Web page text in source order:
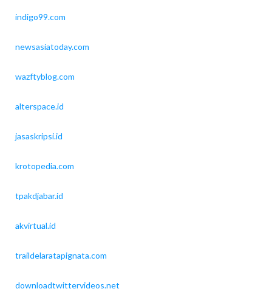
indigo99.com
newsasiatoday.com
wazftyblog.com
alterspace.id
jasaskripsi.id
krotopedia.com
tpakdjabar.id
akvirtual.id
traildelaratapignata.com
downloadtwittervideos.net